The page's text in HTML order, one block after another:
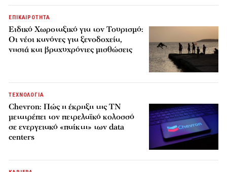
ΕΠΙΚΑΙΡΟΤΗΤΑ
Ειδικό Χωροταξικό για τον Τουρισμό:
Οι νέοι κανόνες για ξενοδοχεία,
νησιά και βραχυχρόνιες μισθώσεις
ΤΕΧΝΟΛΟΓΙΑ
Chevron: Πώς η έκρηξη της ΤΝ
μετατρέπει τον πετρελαϊκό κολοσσό
σε ενεργειακό «παίκτη» των data
centers